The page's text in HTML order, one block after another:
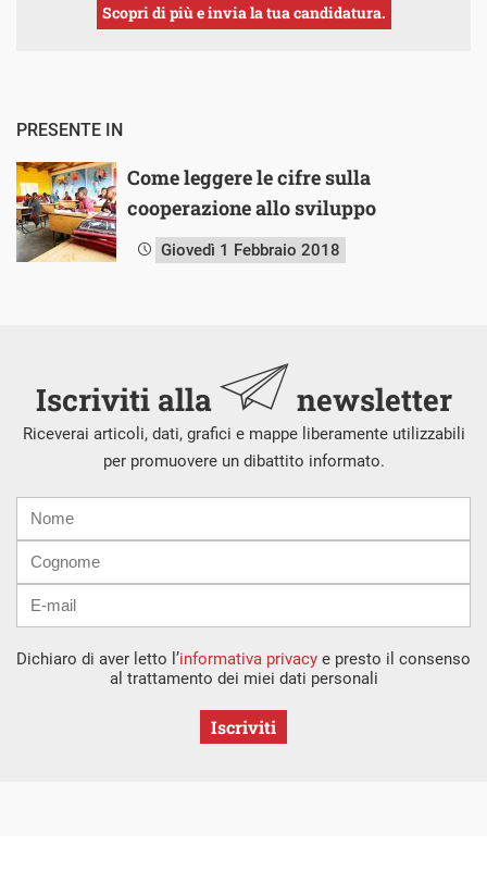
Scopri di più e invia la tua candidatura.
PRESENTE IN
Come leggere le cifre sulla
cooperazione allo sviluppo
Giovedì 1 Febbraio 2018
Iscriviti alla newsletter
Riceverai articoli, dati, grafici e mappe liberamente utilizzabili
per promuovere un dibattito informato.
mail
Dichiaro di aver letto l’informativa privacy e presto il consenso
al trattamento dei miei dati personali
Iscriviti